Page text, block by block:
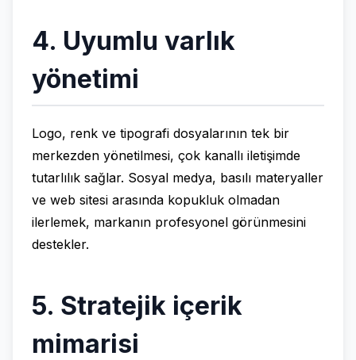
4. Uyumlu varlık
yönetimi
Logo, renk ve tipografi dosyalarının tek bir
merkezden yönetilmesi, çok kanallı iletişimde
tutarlılık sağlar. Sosyal medya, basılı materyaller
ve web sitesi arasında kopukluk olmadan
ilerlemek, markanın profesyonel görünmesini
destekler.
5. Stratejik içerik
mimarisi